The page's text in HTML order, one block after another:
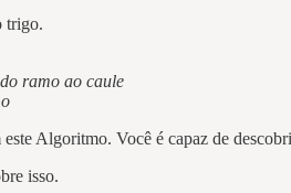
trigo.
ao caule
Algoritmo. Você é capaz de
isso.